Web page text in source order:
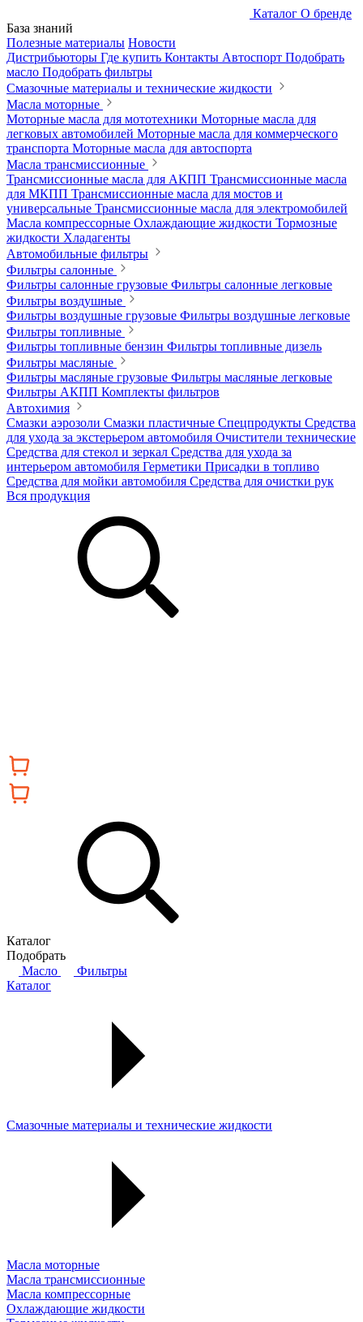
Каталог О бренде
База знаний
Полезные материалы Новости
Дистрибьюторы Где купить Контакты Автоспорт Подобрать
масло Подобрать фильтры
Смазочные материалы и технические жидкости
Масла моторные
Моторные масла для мототехники Моторные масла для
легковых автомобилей Моторные масла для коммерческого
транспорта Моторные масла для автоспорта
Масла трансмиссионные
Трансмиссионные масла для АКПП Трансмиссионные масла
для МКПП Трансмиссионные масла для мостов и
универсальные Трансмиссионные масла для электромобилей
Масла компрессорные Охлаждающие жидкости Тормозные
жидкости Хладагенты
Автомобильные фильтры
Фильтры салонные
Фильтры салонные грузовые Фильтры салонные легковые
Фильтры воздушные
Фильтры воздушные грузовые Фильтры воздушные легковые
Фильтры топливные
Фильтры топливные бензин Фильтры топливные дизель
Фильтры масляные
Фильтры масляные грузовые Фильтры масляные легковые
Фильтры АКПП Комплекты фильтров
Автохимия
Смазки аэрозоли Смазки пластичные Спецпродукты Средства
для ухода за экстерьером автомобиля Очистители технические
Средства для стекол и зеркал Средства для ухода за
интерьером автомобиля Герметики Присадки в топливо
Средства для мойки автомобиля Средства для очистки рук
Вся продукция
Каталог
Подобрать
Масло
Фильтры
Каталог
Смазочные материалы и технические жидкости
Масла моторные
Масла трансмиссионные
Масла компрессорные
Охлаждающие жидкости